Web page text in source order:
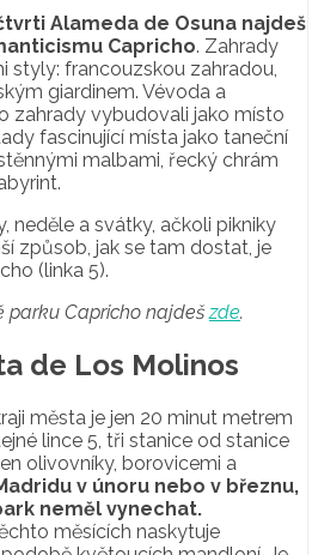
Alameda de Osuna najdeš
Capricho. Zahrady
styly: francouzskou zahradou,
giardinem. Vévoda a
zahrady vybudovali jako místo
fascinující místa jako taneční
malbami, řecký chrám
neděle a svátky, ačkoli pikniky
způsob, jak se tam dostat, je
(linka 5).
parku Capricho najdešzde.
de Los Molinos
města je jen 20 minut metrem
lince 5, tři stanice od stanice
olivovníky, borovicemi a
v únoru nebo v březnu,
neměl vynechat.
měsících naskytuje